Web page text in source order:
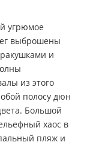
угрюмое
выброшены
и
из этого
полосу дюн
Большой
хаос в
пляж и